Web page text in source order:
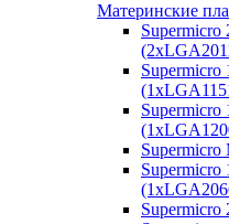
Материнские
Supermicro
Supermicro
Supermicro
Supermicro
Supermicro